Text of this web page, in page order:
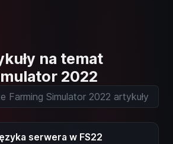
na temat
2022
serwera w FS22